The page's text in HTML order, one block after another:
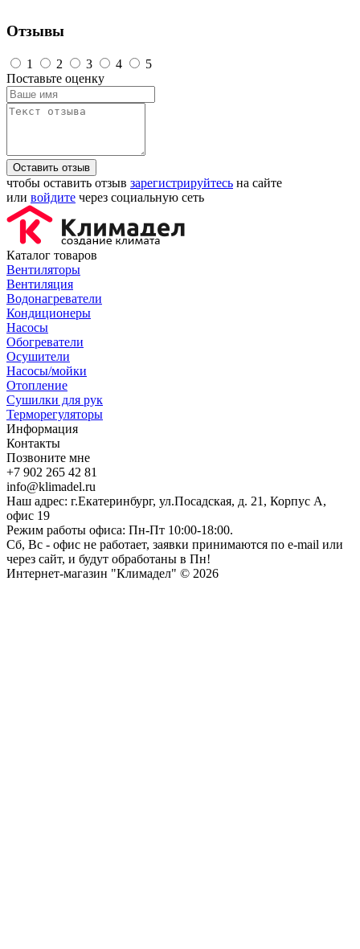
Отзывы
1 2 3 4
5
Поставьте оценку
Оставить отзыв
чтобы оставить отзыв зарегистрируйтесь на сайте
или войдите через социальную сеть
Каталог товаров
Вентиляторы
Вентиляция
Водонагреватели
Кондиционеры
Насосы
Обогреватели
Осушители
Насосы/мойки
Отопление
Сушилки для рук
Терморегуляторы
Информация
Контакты
Позвоните мне
+7 902 265 42 81
info@klimadel.ru
Наш адрес: г.Екатеринбург, ул.Посадская, д. 21, Корпус А,
офис 19
Режим работы офиса: Пн-Пт 10:00-18:00.
Сб, Вс - офис не работает, заявки принимаются по e-mail или
через сайт, и будут обработаны в Пн!
Интернет-магазин "Климадел" © 2026